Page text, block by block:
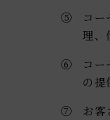
⑤
コー
理、
⑥
コー
の提
⑦
お客